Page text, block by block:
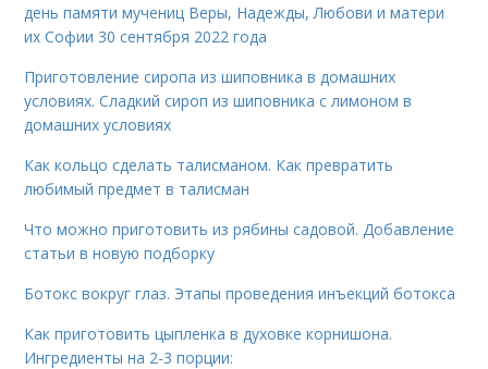
день памяти мучениц Веры, Надежды, Любови и матери
их Софии 30 сентября 2022 года
Приготовление сиропа из шиповника в домашних
условиях. Сладкий сироп из шиповника с лимоном в
домашних условиях
Как кольцо сделать талисманом. Как превратить
любимый предмет в талисман
Что можно приготовить из рябины садовой. Добавление
статьи в новую подборку
Ботокс вокруг глаз. Этапы проведения инъекций ботокса
Как приготовить цыпленка в духовке корнишона.
Ингредиенты на 2-3 порции: